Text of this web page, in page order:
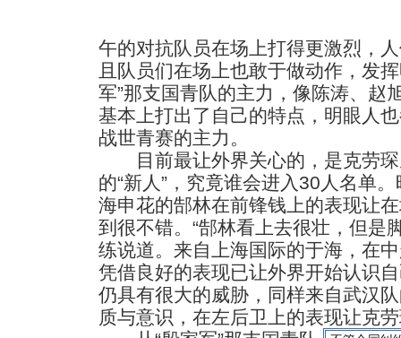
午的对抗队员在场上打得更激烈，
且队员们在场上也敢于做动作，发
军”那支国青队的主力，像陈涛、赵
基本上打出了自己的特点，明眼人
战世青赛的主力。
目前最让外界关心的，是克劳琛
的“新人”，究竟谁会进入30人名单
海申花的郜林在前锋钱上的表现让
到很不错。“郜林看上去很壮，但是
练说道。来自上海国际的于海，在
凭借良好的表现已让外界开始认识
仍具有很大的威胁，同样来自武汉
质与意识，在左后卫上的表现让克